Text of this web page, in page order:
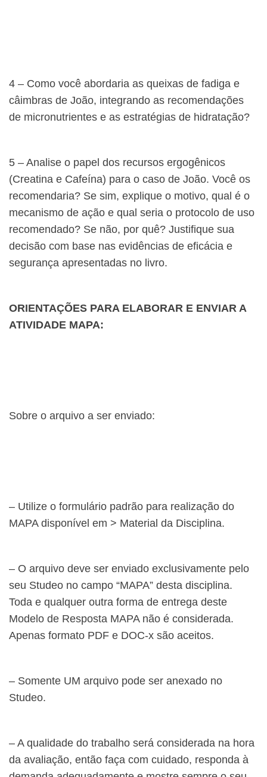
4 – Como você abordaria as queixas de fadiga e
câimbras de João, integrando as recomendações
de micronutrientes e as estratégias de hidratação?
5 – Analise o papel dos recursos ergogênicos
(Creatina e Cafeína) para o caso de João. Você os
recomendaria? Se sim, explique o motivo, qual é o
mecanismo de ação e qual seria o protocolo de uso
recomendado? Se não, por quê? Justifique sua
decisão com base nas evidências de eficácia e
segurança apresentadas no livro.
ORIENTAÇÕES PARA ELABORAR E ENVIAR A
ATIVIDADE MAPA:
Sobre o arquivo a ser enviado:
– Utilize o formulário padrão para realização do
MAPA disponível em > Material da Disciplina.
– O arquivo deve ser enviado exclusivamente pelo
seu Studeo no campo “MAPA” desta disciplina.
Toda e qualquer outra forma de entrega deste
Modelo de Resposta MAPA não é considerada.
Apenas formato PDF e DOC-x são aceitos.
– Somente UM arquivo pode ser anexado no
Studeo.
– A qualidade do trabalho será considerada na hora
da avaliação, então faça com cuidado, responda à